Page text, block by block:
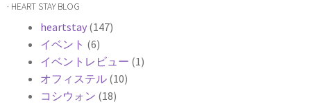
よくある質問
Heartee
· HEART STAY BLOG
heartstay (147)
イベント (6)
イベントレビュー (1)
オフィステル (10)
コシウォン (18)